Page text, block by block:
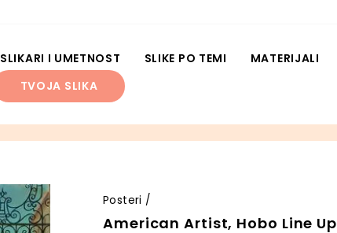
SLIKARI I UMETNOST SLIKE PO TEMI
MATERIJALI
TVOJA SLIKA
Posteri /
American Artist, Hobo Line Up